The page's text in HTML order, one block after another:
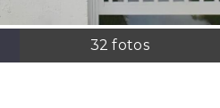
32 fotos